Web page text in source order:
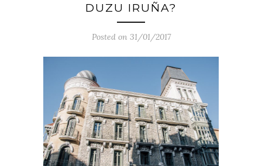
DUZU IRUÑA?
Posted on 31/01/2017